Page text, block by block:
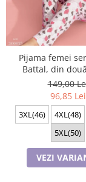
Cadouri pentru
Cadouri pentru
Martisoare
Pijama femei
Battal, din
bumbac , Lux
149,00
96,85 Lei
3XL(46) 4XL(48)
5XL(50)
VEZI